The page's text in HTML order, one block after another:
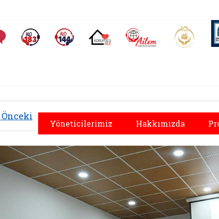
Sıkça Sorulan SorularAlo 183 (yeni sekmede açılır)Alo 144 (yeni sekmede açılır)Koruyucu Aile (yeni sekmede açılır)
AİLEM İletişim Aile ve
Yöneticilerimiz Hakkımızda